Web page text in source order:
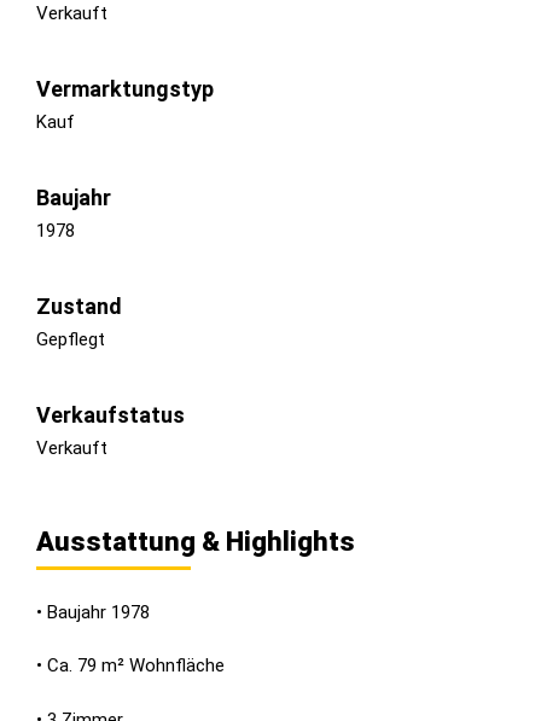
Verkauft
Vermarktungstyp
Kauf
Baujahr
1978
Zustand
Gepflegt
Verkaufstatus
Verkauft
Ausstattung & Highlights
• Baujahr 1978
• Ca. 79 m² Wohnfläche